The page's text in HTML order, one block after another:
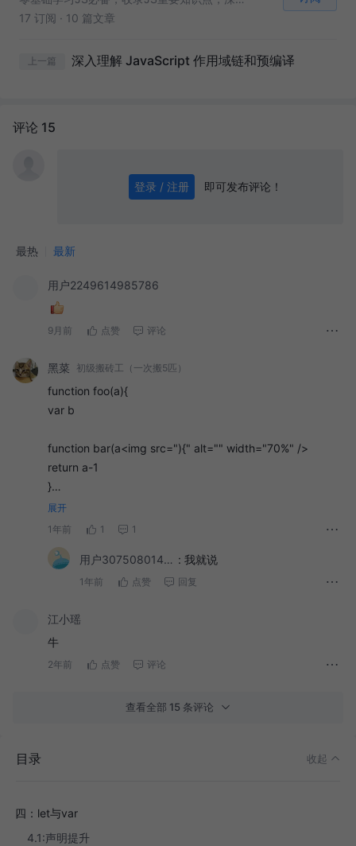
17 订阅 · 10 篇文章
上一篇 深入理解 JavaScript 作用域链和预编译
评论 15
登录 / 注册 即可发布评论！
最热 最新
用户2249614985786
9月前 点赞 评论
黑菜 初级搬砖工（一次搬5匹）
function foo(a){
var b
function bar(a<img src="){" alt="" width="70%" />
return a-1
}
bar(a*2)
console.log(b*3)
这里代码错了
展开
1年前
1 1
用户3075080148257
: 我就说
1年前 点赞 回复
江小瑶
牛
2年前 点赞 评论
查看全部 15 条评论
目录 收起
二：全局作用域与函数作用域
四：let与var
4.1:声明提升